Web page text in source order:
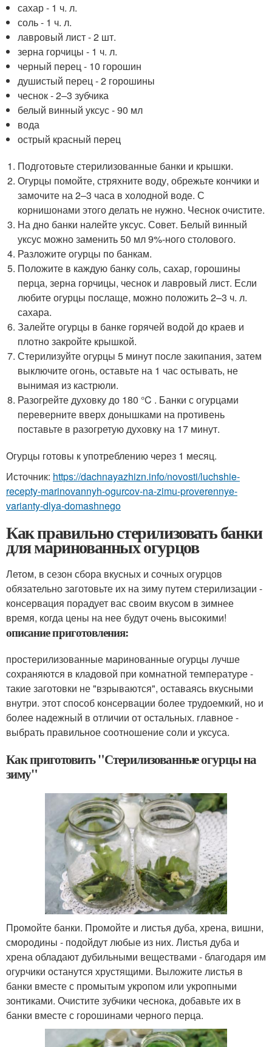
сахар - 1 ч. л.
соль - 1 ч. л.
лавровый лист - 2 шт.
зерна горчицы - 1 ч. л.
черный перец - 10 горошин
душистый перец - 2 горошины
чеснок - 2–3 зубчика
белый винный уксус - 90 мл
вода
острый красный перец
Подготовьте стерилизованные банки и крышки.
Огурцы помойте, стряхните воду, обрежьте кончики и
замочите на 2–3 часа в холодной воде. С
корнишонами этого делать не нужно. Чеснок очистите.
На дно банки налейте уксус. Совет. Белый винный
уксус можно заменить 50 мл 9%-ного столового.
Разложите огурцы по банкам.
Положите в каждую банку соль, сахар, горошины
перца, зерна горчицы, чеснок и лавровый лист. Если
любите огурцы послаще, можно положить 2–3 ч. л.
сахара.
Залейте огурцы в банке горячей водой до краев и
плотно закройте крышкой.
Стерилизуйте огурцы 5 минут после закипания, затем
выключите огонь, оставьте на 1 час остывать, не
вынимая из кастрюли.
Разогрейте духовку до 180 °C . Банки с огурцами
переверните вверх донышками на противень
поставьте в разогретую духовку на 17 минут.
Огурцы готовы к употреблению через 1 месяц.
Источник: https://dachnayazhizn.info/novosti/luchshie-
recepty-marinovannyh-ogurcov-na-zimu-proverennye-
varianty-dlya-domashnego
Как правильно стерилизовать банки
для маринованных огурцов
Летом, в сезон сбора вкусных и сочных огурцов
обязательно заготовьте их на зиму путем стерилизации -
консервация порадует вас своим вкусом в зимнее
время, когда цены на нее будут очень высокими!
описание приготовления:
простерилизованные маринованные огурцы лучше
сохраняются в кладовой при комнатной температуре -
такие заготовки не "взрываются", оставаясь вкусными
внутри. этот способ консервации более трудоемкий, но и
более надежный в отличии от остальных. главное -
выбрать правильное соотношение соли и уксуса.
Как приготовить "Стерилизованные огурцы на
зиму"
Промойте банки. Промойте и листья дуба, хрена, вишни,
смородины - подойдут любые из них. Листья дуба и
хрена обладают дубильными веществами - благодаря им
огурчики останутся хрустящими. Выложите листья в
банки вместе с промытым укропом или укропными
зонтиками. Очистите зубчики чеснока, добавьте их в
банки вместе с горошинами черного перца.